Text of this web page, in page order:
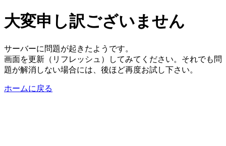
大変申し訳ございません
サーバーに問題が起きたようです。
画面を更新（リフレッシュ）してみてください。それでも問
題が解消しない場合には、後ほど再度お試し下さい。
ホームに戻る